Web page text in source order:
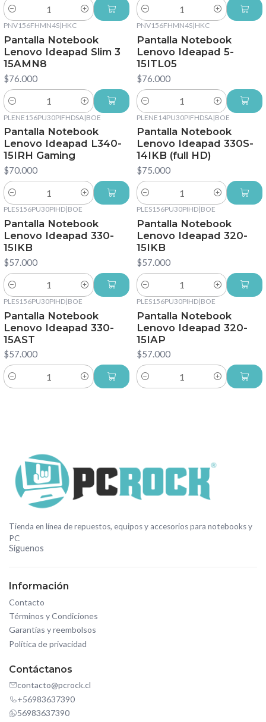
Cantidad Cantidad
PNV156FHMN4S|HKC
Pantalla Notebook
Lenovo Ideapad Slim 3
15AMN8
$76.000
Cantidad
PNV156FHMN4S|HKC
Pantalla Notebook
Lenovo Ideapad 5-
15ITL05
$76.000
Cantidad
PLENE156PU30PIFHDSA|BOE
Pantalla Notebook
Lenovo Ideapad L340-
15IRH Gaming
$70.000
Cantidad
PLENE14PU30PIFHDSA|BOE
Pantalla Notebook
Lenovo Ideapad 330S-
14IKB (full HD)
$75.000
Cantidad
PLES156PU30PIHD|BOE
Pantalla Notebook
Lenovo Ideapad 330-
15IKB
$57.000
Cantidad
PLES156PU30PIHD|BOE
Pantalla Notebook
Lenovo Ideapad 320-
15IKB
$57.000
Cantidad
PLES156PU30PIHD|BOE
Pantalla Notebook
Lenovo Ideapad 330-
15AST
$57.000
Cantidad
PLES156PU30PIHD|BOE
Pantalla Notebook
Lenovo Ideapad 320-
15IAP
$57.000
Cantidad
Tienda en línea de repuestos, equipos y accesorios para notebooks y
PC
Síguenos
Información
Contacto
Términos y Condiciones
Garantías y reembolsos
Política de privacidad
Contáctanos
contacto@pcrock.cl
+56983637390
56983637390